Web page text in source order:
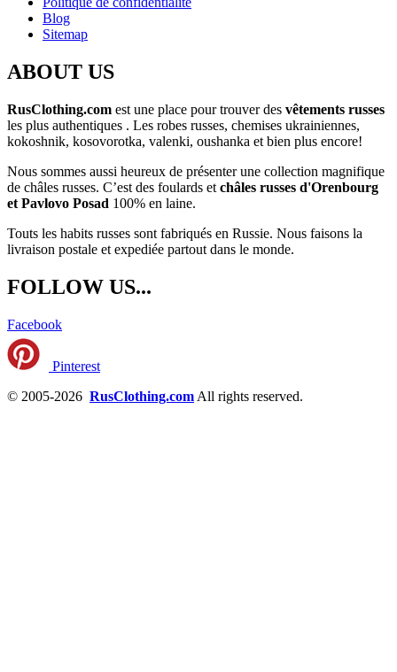
Blog
Sitemap
ABOUT US
RusClothing.com est une place pour trouver des vêtements russes
les plus authentiques . Les robes russes, chemises ukrainiennes,
kokoshnik, kosovorotka, valenki, oushanka et bien plus encore!
Nous sommes aussi heureux de présenter une collection magnifique
de châles russes. C’est des foulards et châles russes d'Orenbourg
et Pavlovo Posad 100% en laine.
Touts les habits russes sont fabriqués en Russie. Nous faisons la
livraison postale et expediée partout dans le monde.
FOLLOW US...
Facebook
Pinterest
© 2005-2026 RusClothing.com All rights reserved.